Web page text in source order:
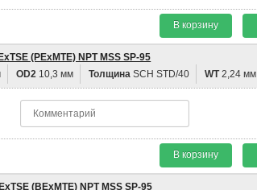
В корзину
(PEхMTE) NPT MSS SP-95
OD2 10,3 мм Толщина SCH STD/40 WT2,24 мм
В корзину
(BEхMTE) NPT MSS SP-95